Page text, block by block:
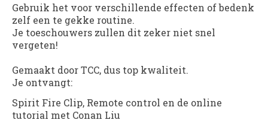
Gebruik het voor verschillende effecten of bedenk
zelf een te gekke routine.
Je toeschouwers zullen dit zeker niet snel
vergeten!
Gemaakt door TCC, dus top kwaliteit.
Je ontvangt:
Spirit Fire Clip, Remote control en de online
tutorial met Conan Liu